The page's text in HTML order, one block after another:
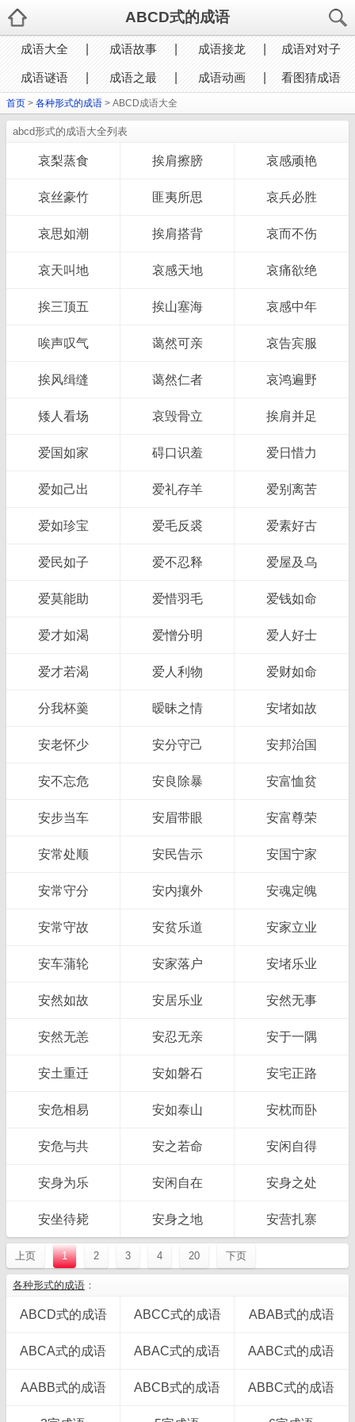
ABCD式的成语
成语大全 成语故事 成语接龙 成语对对子
成语谜语 成语之最 成语动画 看图猜成语
首页 > 各种形式的成语 > ABCD成语大全
abcd形式的成语大全列表
哀梨蒸食 挨肩擦膀 哀感顽艳
哀丝豪竹 匪夷所思 哀兵必胜
哀思如潮 挨肩搭背 哀而不伤
哀天叫地 哀感天地 哀痛欲绝
挨三顶五 挨山塞海 哀感中年
唉声叹气 蔼然可亲 哀告宾服
挨风缉缝 蔼然仁者 哀鸿遍野
矮人看场 哀毁骨立 挨肩并足
爱国如家 碍口识羞 爱日惜力
爱如己出 爱礼存羊 爱别离苦
爱如珍宝 爱毛反裘 爱素好古
爱民如子 爱不忍释 爱屋及乌
爱莫能助 爱惜羽毛 爱钱如命
爱才如渴 爱憎分明 爱人好士
爱才若渴 爱人利物 爱财如命
分我杯羹 暧昧之情 安堵如故
安老怀少 安分守己 安邦治国
安不忘危 安良除暴 安富恤贫
安步当车 安眉带眼 安富尊荣
安常处顺 安民告示 安国宁家
安常守分 安内攘外 安魂定魄
安常守故 安贫乐道 安家立业
安车蒲轮 安家落户 安堵乐业
安然如故 安居乐业 安然无事
安然无恙 安忍无亲 安于一隅
安土重迁 安如磐石 安宅正路
安危相易 安如泰山 安枕而卧
安危与共 安之若命 安闲自得
安身为乐 安闲自在 安身之处
安坐待毙 安身之地 安营扎寨
上页 1 2 3 4 20 下页
各种形式的成语 ：
ABCD式的成语 ABCC式的成语 ABAB式的成语
ABCA式的成语 ABAC式的成语 AABC式的成语
AABB式的成语 ABCB式的成语 ABBC式的成语